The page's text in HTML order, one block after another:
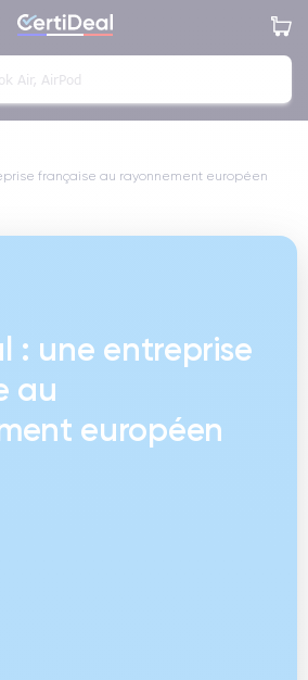
française au rayonnement européen
: une entreprise
au
européen